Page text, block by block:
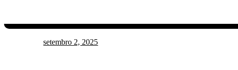
setembro 2, 2025